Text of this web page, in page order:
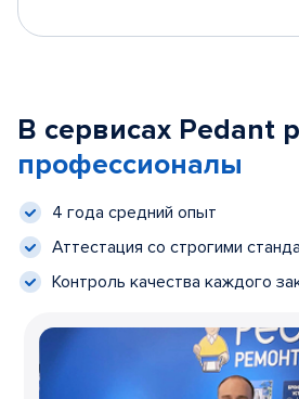
В сервисах Pedant
профессионалы
4 года средний опыт
Аттестация со строгими
Контроль качества каждого